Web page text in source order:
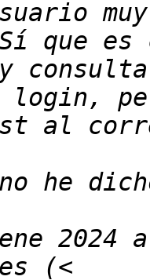
que es
login,
2024